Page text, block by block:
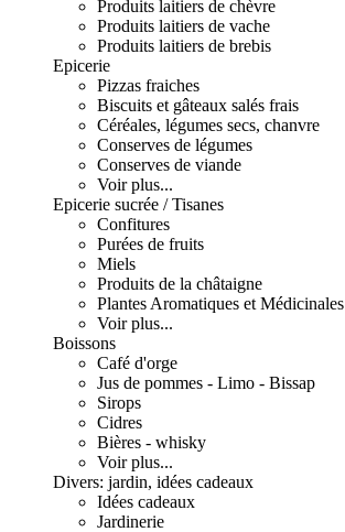
Produits laitiers de chèvre
Produits laitiers de vache
Produits laitiers de brebis
Epicerie
Pizzas fraiches
Biscuits et gâteaux salés frais
Céréales, légumes secs, chanvre
Conserves de légumes
Conserves de viande
Voir plus...
Epicerie sucrée / Tisanes
Confitures
Purées de fruits
Miels
Produits de la châtaigne
Plantes Aromatiques et Médicinales
Voir plus...
Boissons
Café d'orge
Jus de pommes - Limo - Bissap
Sirops
Cidres
Bières - whisky
Voir plus...
Divers: jardin, idées cadeaux
Idées cadeaux
Jardinerie